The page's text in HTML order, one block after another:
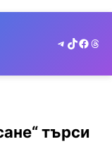
Telegram
TikTok
търси